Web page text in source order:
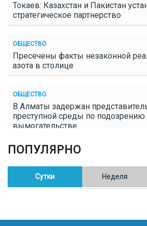
Токаев: Казахстан и Пакистан
стратегическое партнерство
ОБЩЕСТВО
Пресечены факты незаконной
азота в столице
ОБЩЕСТВО
В Алматы задержан
преступной среды по подозрению
вымогательстве
ОБЩЕСТВО
Полицейские пресекли
конопли в Таразе
Казахстан возглавил Договор о
ПОПУЛЯРНО
Сутки Неделя